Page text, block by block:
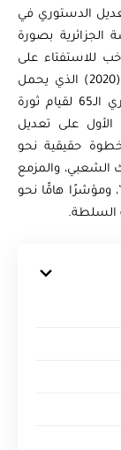
الدستوري في
الرئاسة الجزائرية بصورة
من 24 مليون ناخب للاستفتاء على
الدستور المطروح، وذلك في الأول من نوفمبر (2020) الذي يحمل
دلالة رمزية تاريخية لكونه يتزامن مع إحياء الذكري الـ65 لقيام ثورة
الأول على تعديل
حقيقية نحو
الشعبي، والمزمع
ومؤشرًا هامًّا نحو
السلطة.